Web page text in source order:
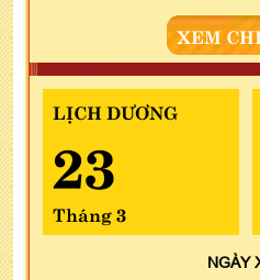
XEM
LỊCH DƯƠNG
23
Tháng 3
NGÀY